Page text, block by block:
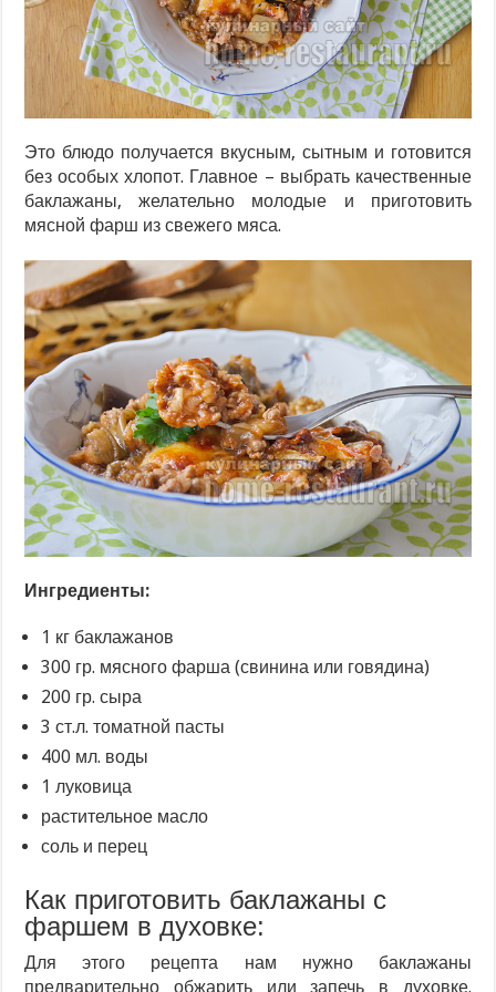
Это блюдо получается вкусным, сытным и готовится
без особых хлопот. Главное – выбрать качественные
баклажаны, желательно молодые и приготовить
мясной фарш из свежего мяса.
Ингредиенты:
1 кг баклажанов
300 гр. мясного фарша (свинина или говядина)
200 гр. сыра
3 ст.л. томатной пасты
400 мл. воды
1 луковица
растительное масло
соль и перец
Как приготовить баклажаны с
фаршем в духовке:
Для этого рецепта нам нужно баклажаны
предварительно обжарить или запечь в духовке.